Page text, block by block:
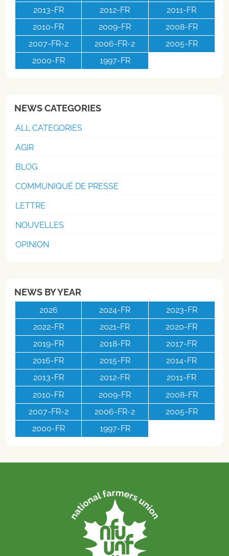
2013-FR
2012-FR
2011-FR
2010-FR
2009-FR
2008-FR
2007-FR-2
2006-FR-2
2005-FR
2000-FR
1997-FR
NEWS CATEGORIES
ALL CATEGORIES
AGIR
BLOG
COMMUNIQUÉ DE PRESSE
LETTRE
NOUVELLES
OPINION
NEWS BY YEAR
2026 2024-FR
2023-FR
2022-FR
2021-FR
2020-FR
2019-FR
2018-FR
2017-FR
2016-FR
2015-FR
2014-FR
2013-FR
2012-FR
2011-FR
2010-FR
2009-FR
2008-FR
2007-FR-2
2006-FR-2
2005-FR
2000-FR
1997-FR